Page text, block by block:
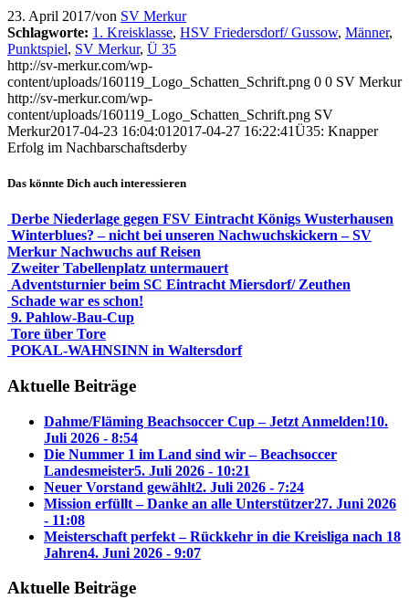
23. April 2017/von SV Merkur
Schlagworte: 1. Kreisklasse, HSV Friedersdorf/ Gussow, Männer,
Punktspiel, SV Merkur, Ü 35
http://sv-merkur.com/wp-
content/uploads/160119_Logo_Schatten_Schrift.png 0 0 SV Merkur
http://sv-merkur.com/wp-
content/uploads/160119_Logo_Schatten_Schrift.png SV
Merkur2017-04-23 16:04:01 2017-04-27 16:22:41Ü35: Knapper
Erfolg im Nachbarschaftsderby
Das könnte Dich auch interessieren
Derbe Niederlage gegen FSV Eintracht Königs Wusterhausen
Winterblues? – nicht bei unseren Nachwuchskickern – SV
Merkur Nachwuchs auf Reisen
Zweiter Tabellenplatz untermauert
Adventsturnier beim SC Eintracht Miersdorf/ Zeuthen
Schade war es schon!
9. Pahlow-Bau-Cup
Tore über Tore
POKAL-WAHNSINN in Waltersdorf
Aktuelle Beiträge
Dahme/Fläming Beachsoccer Cup – Jetzt Anmelden!10.
Juli 2026 - 8:54
Die Nummer 1 im Land sind wir – Beachsoccer
Landesmeister5. Juli 2026 - 10:21
Neuer Vorstand gewählt2. Juli 2026 - 7:24
Mission erfüllt – Danke an alle Unterstützer27. Juni 2026
- 11:08
Meisterschaft perfekt – Rückkehr in die Kreisliga nach 18
Jahren4. Juni 2026 - 9:07
Aktuelle Beiträge